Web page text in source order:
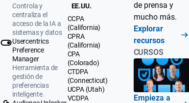
Controla y
centraliza el
acceso de la IA a
sistemas y datos
Usercentrics
Preference
Manager
Herramienta de
gestión de
preferencias
inteligente.
EE.UU.
CCPA
(California)
CPRA
(California)
CPA
(Colorado)
CTDPA
(Connecticut)
UCPA (Utah)
VCDPA
de prensa y
mucho más.
Explorar
recursos
CURSOS
Empieza a